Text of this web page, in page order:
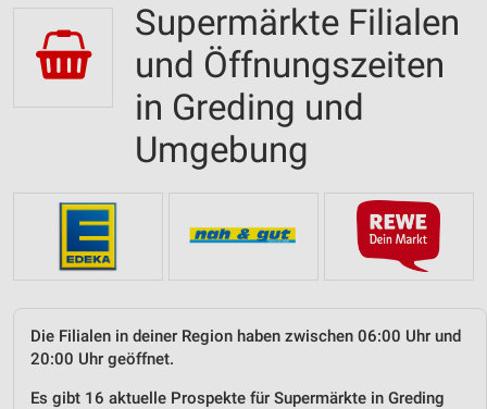
Supermärkte Filialen
und Öffnungszeiten
in Greding und
Umgebung
Die Filialen in deiner Region haben zwischen 06:00 Uhr und
20:00 Uhr geöffnet.
Es gibt 16 aktuelle Prospekte für Supermärkte in Greding